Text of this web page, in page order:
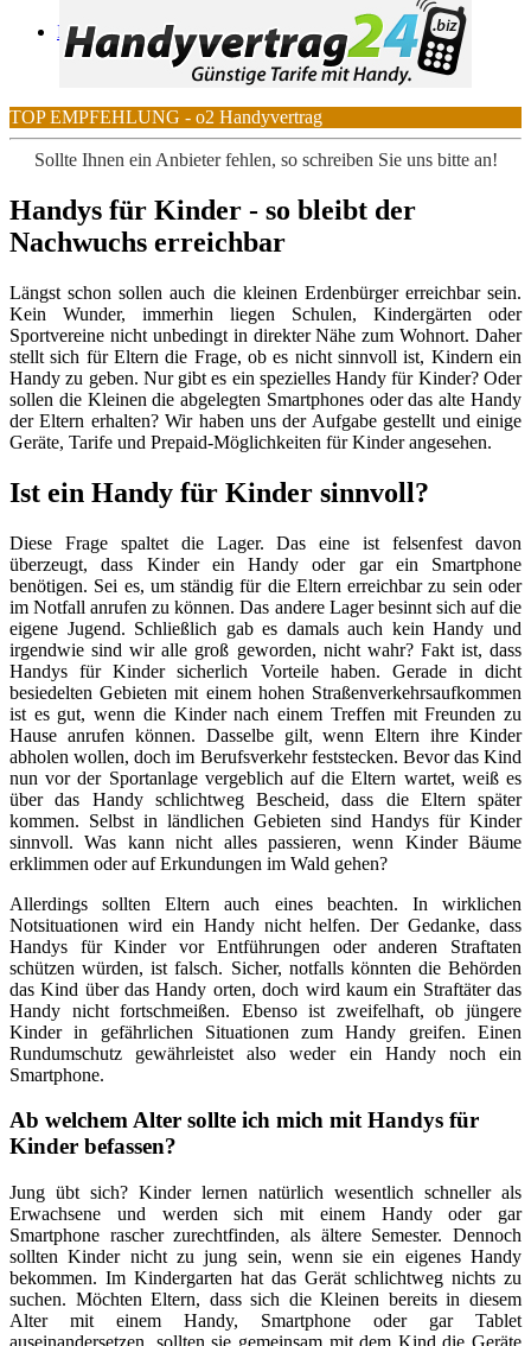
Internet & DSL
Telekom
TOP EMPFEHLUNG - o2 Handyvertrag
Sollte Ihnen ein Anbieter fehlen, so schreiben Sie uns bitte an!
Handys für Kinder - so bleibt der
Nachwuchs erreichbar
Längst schon sollen auch die kleinen Erdenbürger erreichbar sein.
Kein Wunder, immerhin liegen Schulen, Kindergärten oder
Sportvereine nicht unbedingt in direkter Nähe zum Wohnort. Daher
stellt sich für Eltern die Frage, ob es nicht sinnvoll ist, Kindern ein
Handy zu geben. Nur gibt es ein spezielles Handy für Kinder? Oder
sollen die Kleinen die abgelegten Smartphones oder das alte Handy
der Eltern erhalten? Wir haben uns der Aufgabe gestellt und einige
Geräte, Tarife und Prepaid-Möglichkeiten für Kinder angesehen.
Ist ein Handy für Kinder sinnvoll?
Diese Frage spaltet die Lager. Das eine ist felsenfest davon
überzeugt, dass Kinder ein Handy oder gar ein Smartphone
benötigen. Sei es, um ständig für die Eltern erreichbar zu sein oder
im Notfall anrufen zu können. Das andere Lager besinnt sich auf die
eigene Jugend. Schließlich gab es damals auch kein Handy und
irgendwie sind wir alle groß geworden, nicht wahr? Fakt ist, dass
Handys für Kinder sicherlich Vorteile haben. Gerade in dicht
besiedelten Gebieten mit einem hohen Straßenverkehrsaufkommen
ist es gut, wenn die Kinder nach einem Treffen mit Freunden zu
Hause anrufen können. Dasselbe gilt, wenn Eltern ihre Kinder
abholen wollen, doch im Berufsverkehr feststecken. Bevor das Kind
nun vor der Sportanlage vergeblich auf die Eltern wartet, weiß es
über das Handy schlichtweg Bescheid, dass die Eltern später
kommen. Selbst in ländlichen Gebieten sind Handys für Kinder
sinnvoll. Was kann nicht alles passieren, wenn Kinder Bäume
erklimmen oder auf Erkundungen im Wald gehen?
Allerdings sollten Eltern auch eines beachten. In wirklichen
Notsituationen wird ein Handy nicht helfen. Der Gedanke, dass
Handys für Kinder vor Entführungen oder anderen Straftaten
schützen würden, ist falsch. Sicher, notfalls könnten die Behörden
das Kind über das Handy orten, doch wird kaum ein Straftäter das
Handy nicht fortschmeißen. Ebenso ist zweifelhaft, ob jüngere
Kinder in gefährlichen Situationen zum Handy greifen. Einen
Rundumschutz gewährleistet also weder ein Handy noch ein
Smartphone.
Ab welchem Alter sollte ich mich mit Handys für
Kinder befassen?
Jung übt sich? Kinder lernen natürlich wesentlich schneller als
Erwachsene und werden sich mit einem Handy oder gar
Smartphone rascher zurechtfinden, als ältere Semester. Dennoch
sollten Kinder nicht zu jung sein, wenn sie ein eigenes Handy
bekommen. Im Kindergarten hat das Gerät schlichtweg nichts zu
suchen. Möchten Eltern, dass sich die Kleinen bereits in diesem
Alter mit einem Handy, Smartphone oder gar Tablet
auseinandersetzen, sollten sie gemeinsam mit dem Kind die Geräte